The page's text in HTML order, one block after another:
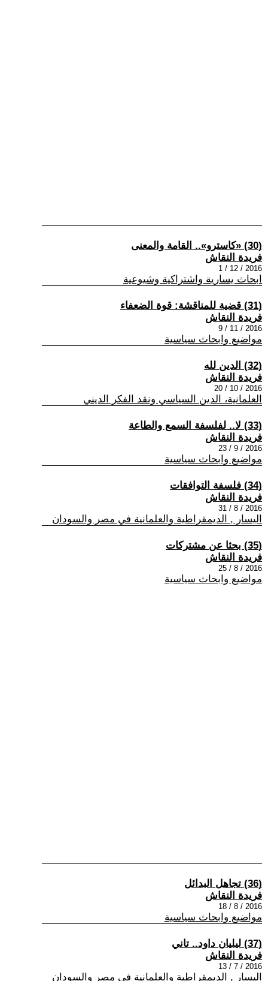
(30) «كاسترو».. القامة والمعنى
فريدة النقاش
2016 / 12 / 1
ابحاث يسارية واشتراكية وشيوعية
(31) قضية للمناقشة: قوة الضعفاء
فريدة النقاش
2016 / 11 / 9
مواضيع وابحاث سياسية
(32) الدين لله
فريدة النقاش
2016 / 10 / 20
العلمانية، الدين السياسي ونقد الفكر الديني
(33) لا.. لفلسفة السمع والطاعة
فريدة النقاش
2016 / 9 / 23
مواضيع وابحاث سياسية
(34) فلسفة التوافقات
فريدة النقاش
2016 / 8 / 31
اليسار , الديمقراطية والعلمانية في مصر والسودان
(35) بحثا عن مشتركات
فريدة النقاش
2016 / 8 / 25
مواضيع وابحاث سياسية
(36) تجاهل البدائل
فريدة النقاش
2016 / 8 / 18
مواضيع وابحاث سياسية
(37) ليليان داود.. تاني
فريدة النقاش
2016 / 7 / 13
اليسار , الديمقراطية والعلمانية في مصر والسودان